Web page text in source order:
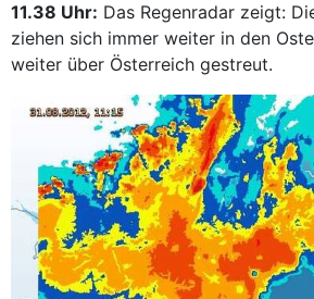
11.38 Uhr: Das Regenradar zeigt:
ziehen sich immer weiter in den
weiter über Österreich gestreut.